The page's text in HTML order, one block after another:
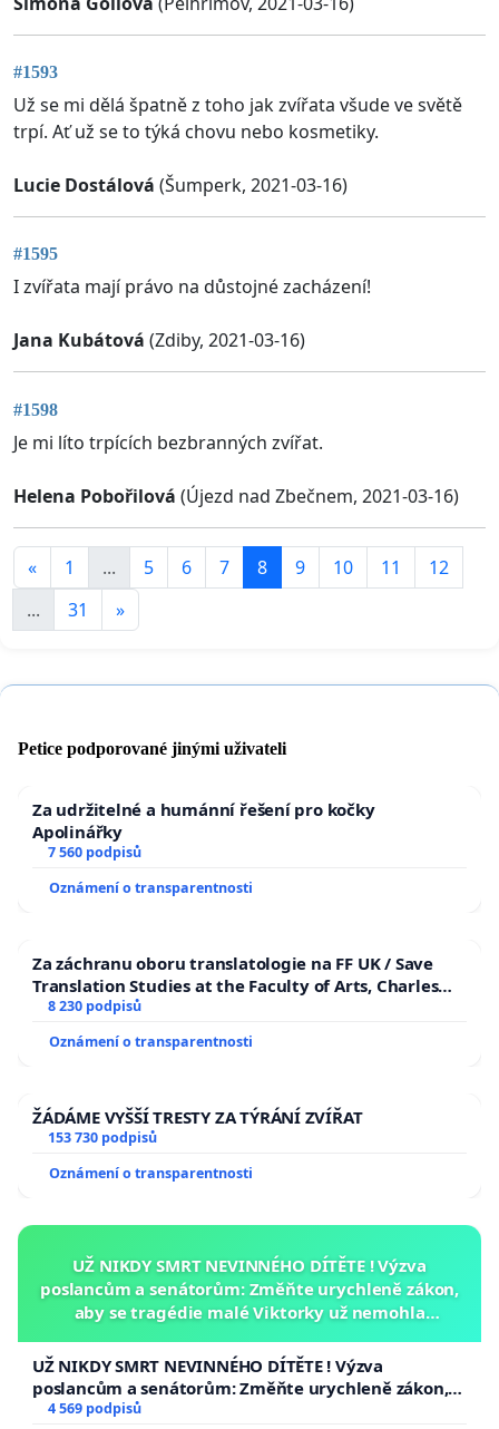
#1593
Už se mi dělá špatně z toho jak zvířata všude ve světě
trpí. Ať už se to týká chovu nebo kosmetiky.
Lucie Dostálová (Šumperk, 2021-03-16)
#1595
I zvířata mají právo na důstojné zacházení!
Jana Kubátová (Zdiby, 2021-03-16)
#1598
Je mi líto trpících bezbranných zvířat.
Helena Pobořilová (Újezd nad Zbečnem, 2021-03-16)
« 1 ... 5 6 7 8 9 10 11
12
...
31 »
Petice podporované jinými uživateli
Za udržitelné a humánní řešení pro kočky
Apolinářky
7 560 podpisů
Oznámení o transparentnosti
Za záchranu oboru translatologie na FF UK / Save
Translation Studies at the Faculty of Arts, Charles
University
8 230 podpisů
Oznámení o transparentnosti
ŽÁDÁME VYŠŠÍ TRESTY ZA TÝRÁNÍ ZVÍŘAT
153 730 podpisů
Oznámení o transparentnosti
UŽ NIKDY SMRT NEVINNÉHO DÍTĚTE ! Výzva
poslancům a senátorům: Změňte urychleně zákon,
aby se tragédie malé Viktorky už nemohla
UŽ NIKDY SMRT NEVINNÉHO DÍTĚTE ! Výzva
poslancům a senátorům: Změňte urychleně zákon,
aby se tragédie malé Viktorky už nemohla opakovat!
4 569 podpisů